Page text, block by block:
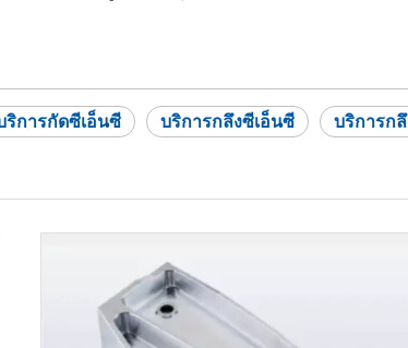
ริการกัดซีเอ็นซี บริการกลึงซีเอ็นซี บริการก